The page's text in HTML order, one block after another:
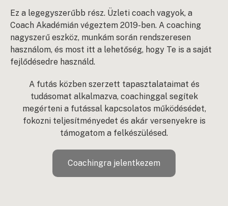
Ez a legegyszerűbb rész. Üzleti coach vagyok, a
Coach Akadémián végeztem 2019-ben. A coaching
nagyszerű eszköz, munkám során rendszeresen
használom, és most itt a lehetőség, hogy Te is a saját
fejlődésedre használd.
A futás közben szerzett tapasztalataimat és
tudásomat alkalmazva, coachinggal segítek
megérteni a futással kapcsolatos működésédet,
fokozni teljesítményedet és akár versenyekre is
támogatom a felkészülésed.
Coachingra jelentkezem